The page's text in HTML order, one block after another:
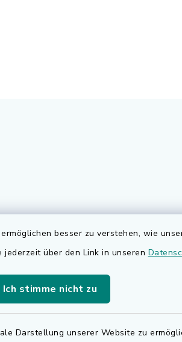
besser zu verstehen, wie
über den Link in unseren
Ich stimme nicht zu
Darstellung unserer Website zu
Elektronischer
Rechnungsversand
Rechnungsversand wenden Sie
sich bitte an